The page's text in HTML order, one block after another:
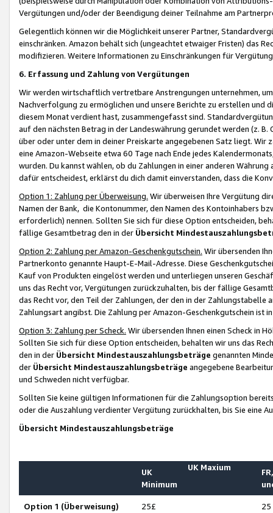
Vergütungen und/oder der Beendigung deiner Teilnahme am
Gelegentlich können wir die Möglichkeit unserer Partner,
einschränken. Amazon behält sich (ungeachtet etwaiger Fristen) das
modifizieren. Weitere Informationen zu Einschränkungen für
6. Erfassung und Zahlung von Vergütungen
Wir werden wirtschaftlich vertretbare Anstrengungen unternehmen,
Nachverfolgung zu ermöglichen und unsere Berichte zu erstellen und
diesem Monat verdient hast, zusammengefasst sind.
auf den nächsten Betrag in der Landeswährung gerundet werden (z.
über oder unter dem in deiner Preiskarte angegebenen Satz liegt.
eine Amazon-Webseite etwa 60 Tage nach Ende jedes
wurden. Du kannst wählen, ob du Zahlungen in einer anderen
dafür entscheidest, erklärst du dich damit einverstanden, dass die
Option 1: Zahlung per Überweisung. Wir überweisen Ihre Vergütung
Namen der Bank, die Kontonummer, den Namen des Kontoinhabers
erforderlich) nennen. Sollten Sie sich für diese Option entscheiden,
fällige Gesamtbetrag den in der Übersicht
Option 2: Zahlung per Amazon-Geschenkgutschein. Wir übersenden
Partnerkonto genannte Haupt-E-Mail-Adresse. Diese
Kauf von Produkten eingelöst werden und unterliegen unseren
uns das Recht vor, Vergütungen zurückzuhalten, bis der fällige
das Recht vor, den Teil der Zahlungen, der den in der
Zahlungsart angibst. Die Zahlung per Amazon-Geschenkgutschein ist
Option 3: Zahlung per Scheck. Wir übersenden Ihnen einen Scheck in
Sollten Sie sich für diese Option entscheiden, behalten wir uns das
den in der Übersicht Mindestauszahlungsbeträge genannten
der Übersicht Mindestauszahlungsbeträge angegebene
und Schweden nicht verfügbar.
Sollten Sie keine gültigen Informationen für die Zahlungsoption
oder die Auszahlung verdienter Vergütung zurückhalten, bis Sie
Übersicht Mindestauszahlungsbeträge
UK
Minimum
UK Maxium
Option 1 (Überweisung) 25£ 25